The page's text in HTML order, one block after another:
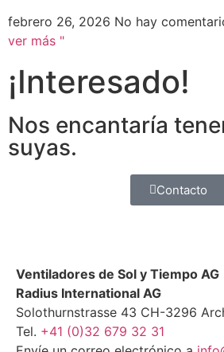
febrero 26, 2026 No hay
ver más "
¡Interesado!
Nos encantaría
suyas.
Contacto
Ventiladores de Sol y Tiempo AG
Radius International AG
Solothurnstrasse 43 CH-3296
Tel. +41 (0)32 679 32 31